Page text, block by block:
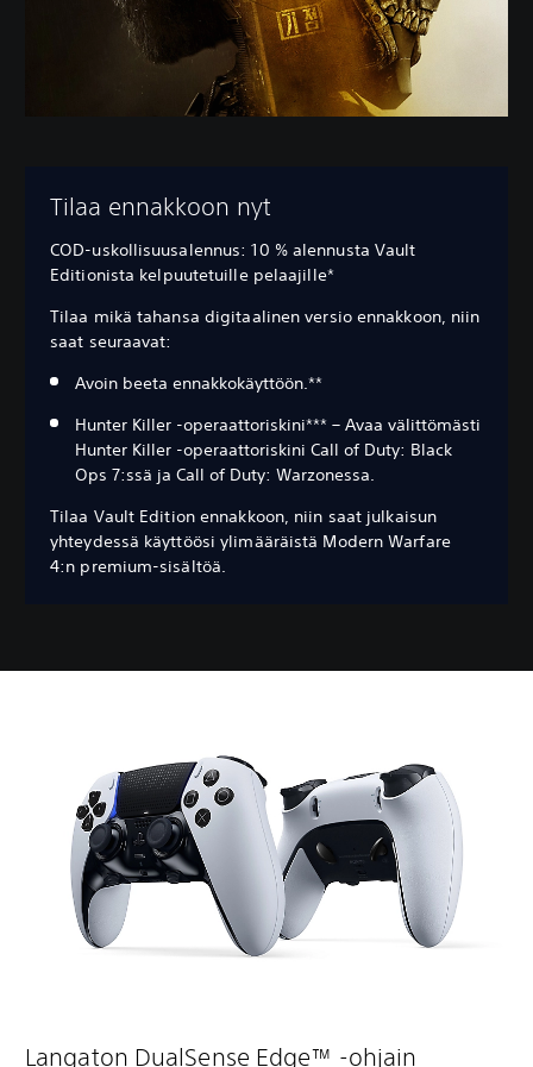
Tilaa ennakkoon nyt
COD-uskollisuusalennus: 10 % alennusta Vault
Editionista kelpuutetuille pelaajille*
Tilaa mikä tahansa digitaalinen versio ennakkoon, niin
saat seuraavat:
Avoin beeta ennakkokäyttöön.**
Hunter Killer -operaattoriskini*** – Avaa välittömästi
Hunter Killer -operaattoriskini Call of Duty: Black
Ops 7:ssä ja Call of Duty: Warzonessa.
Tilaa Vault Edition ennakkoon, niin saat julkaisun
yhteydessä käyttöösi ylimääräistä Modern Warfare
4:n premium-sisältöä.
Langaton DualSense Edge™ -ohjain